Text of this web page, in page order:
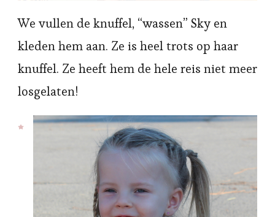
We vullen de knuffel, “wassen” Sky en
kleden hem aan. Ze is heel trots op haar
knuffel. Ze heeft hem de hele reis niet meer
losgelaten!